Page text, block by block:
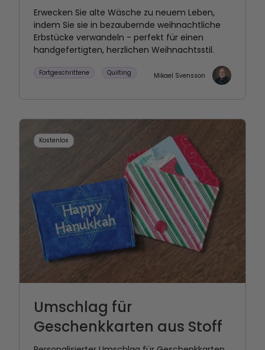
Erwecken Sie alte Wäsche zu neuem Leben,
indem Sie sie in bezaubernde weihnachtliche
Erbstücke verwandeln - perfekt für einen
handgefertigten, herzlichen Weihnachtsstil.
Fortgeschrittene Quilting Mikael Svensson
Kostenlos
Umschlag für
Geschenkkarten aus Stoff